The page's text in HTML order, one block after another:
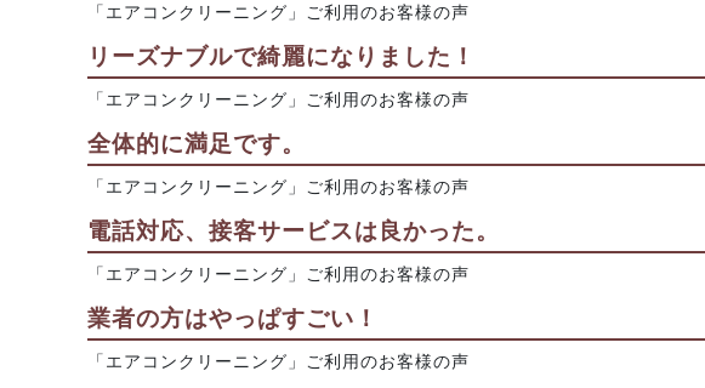
「エアコンクリーニング」ご利用のお客様の声
リーズナブルで綺麗になりました！
「エアコンクリーニング」ご利用のお客様の声
全体的に満足です。
「エアコンクリーニング」ご利用のお客様の声
電話対応、接客サービスは良かった。
「エアコンクリーニング」ご利用のお客様の声
業者の方はやっぱすごい！
「エアコンクリーニング」ご利用のお客様の声